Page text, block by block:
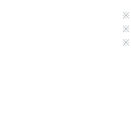
※
※
※